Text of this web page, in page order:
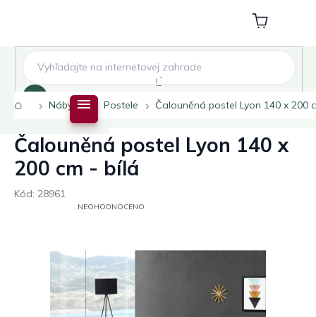
Nákupní
košík
DomůNábytek Postele Čalouněná postel Lyon 140 x 200
Čalouněná postel Lyon 140 x
200 cm - bílá
Kód: 28961
PRŮMĚRNÉ
HVĚZDIČEK.
NEOHODNOCENO